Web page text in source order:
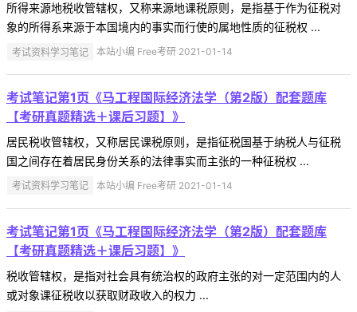
所得来源地税收管辖权，又称来源地课税原则，是指基于作为征税对
象的所得系来源于本国境内的事实而行使的属地性质的征税权 ...
考试资料学习笔记 本站小编 Free考研 2021-01-14
考试笔记第1页《马工程国际经济法学（第2版）配套题库
【考研真题精选＋课后习题】》
居民税收管辖权，又称居民课税原则，是指征税国基于纳税人与征税
国之间存在着居民身份关系的法律事实而主张的一种征税权 ...
考试资料学习笔记 本站小编 Free考研 2021-01-14
考试笔记第1页《马工程国际经济法学（第2版）配套题库
【考研真题精选＋课后习题】》
税收管辖权，是指对社会具有统治权的政府主张的对一定范围内的人
或对象课征税收以获取财政收入的权力 ...